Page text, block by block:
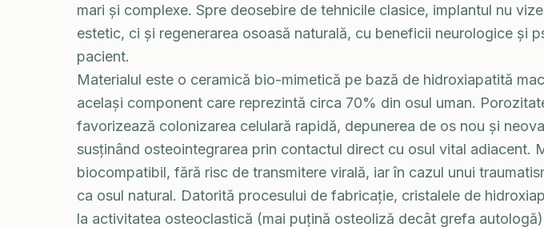
mari și complexe. Spre deosebire de tehnicile clasice, implantul nu
estetic, ci și regenerarea osoasă naturală, cu beneficii neurologice și
pacient.
Materialul este o ceramică bio-mimetică pe bază de hidroxiapatită
același component care reprezintă circa 70% din osul uman.
favorizează colonizarea celulară rapidă, depunerea de os nou și
susținând osteointegrarea prin contactul direct cu osul vital adiacent.
biocompatibil, fără risc de transmitere virală, iar în cazul unui
ca osul natural. Datorită procesului de fabricație, cristalele de
la activitatea osteoclastică (mai puțină osteoliză decât grefa